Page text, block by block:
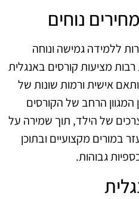
נוחים
ללמידה גמישה ונוחה
מציעות קורסים באנגלית
אישית ורמות שונות של
המגוון הרחב של הקורסים
של הילד, תוך שמירה על
במורים מקצועיים ובתוכן
גבוהות.